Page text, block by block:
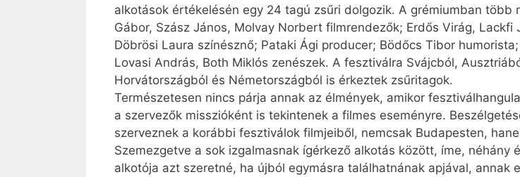
alkotások értékelésén egy 24 tagú zsűri dolgozik. A grémiumban több
Gábor, Szász János, Molvay Norbert filmrendezők; Erdős Virág,
Döbrösi Laura színésznő; Pataki Ági producer; Bödőcs Tibor
Lovasi András, Both Miklós zenészek. A fesztiválra Svájcból,
Horvátországból és Németországból is érkeztek zsűritagok.
Természetesen nincs párja annak az élmények, amikor
a szervezők misszióként is tekintenek a filmes eseményre.
szerveznek a korábbi fesztiválok filmjeiből, nemcsak Budapesten,
Szemezgetve a sok izgalmasnak ígérkező alkotás között, íme, néhány
alkotója azt szeretné, ha újból egymásra találhatnának apjával, annak